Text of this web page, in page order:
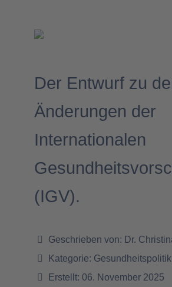
Der Entwurf zu
Änderungen der
Internationalen
(IGV).
Geschrieben von: Dr.
Kategorie: Gesundheitspolitik
Erstellt: 06. November 2025